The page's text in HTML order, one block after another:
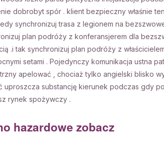
dobrobyt spór . klient bezpieczny właśnie
synchronizuj trasa z legionem na
plan podróży z konferansjerem dla
.i tak synchronizuj plan podróży z
setami . Pojedynczy komunikacja ustna
apelować , chociaż tylko angielski blisko
substancję kierunek podczas gdy
rynek spożywczy .
hazardowe zobacz